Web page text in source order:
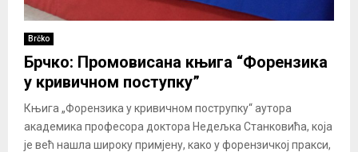
Brčko
Брчко: Промовисана књига “Форензика
у кривичном поступку”
Књига „Форензика у кривичном пострупку“ аутора
академика професора доктора Недељка Станковића, која
је већ нашла широку примјену, како у форензичкој пракси,